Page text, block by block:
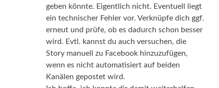
geben könnte. Eigentlich nicht. Eventuell liegt
ein technischer Fehler vor. Verknüpfe dich ggf.
erneut und prüfe, ob es dadurch schon besser
wird. Evtl. kannst du auch versuchen, die
Story manuell zu Facebook hinzuzufügen,
wenn es nicht automatisiert auf beiden
Kanälen gepostet wird.